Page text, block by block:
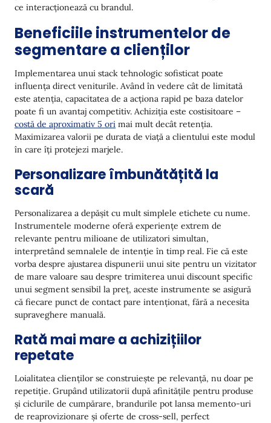
ce interacționează cu brandul.
Beneficiile instrumentelor de
segmentare a clienților
Implementarea unui stack tehnologic sofisticat poate
influența direct veniturile. Având în vedere cât de limitată
este atenția, capacitatea de a acționa rapid pe baza datelor
poate fi un avantaj competitiv. Achiziția este costisitoare –
costă de aproximativ 5 ori mai mult decât retenția.
Maximizarea valorii pe durata de viață a clientului este modul
în care îți protejezi marjele.
Personalizare îmbunătățită la
scară
Personalizarea a depășit cu mult simplele etichete cu nume.
Instrumentele moderne oferă experiențe extrem de
relevante pentru milioane de utilizatori simultan,
interpretând semnalele de intenție în timp real. Fie că este
vorba despre ajustarea dispunerii unui site pentru un vizitator
de mare valoare sau despre trimiterea unui discount specific
unui segment sensibil la preț, aceste instrumente se asigură
că fiecare punct de contact pare intenționat, fără a necesita
supraveghere manuală.
Rată mai mare a achizițiilor
repetate
Loialitatea clienților se construiește pe relevanță, nu doar pe
repetiție. Grupând utilizatorii după afinitățile pentru produse
și ciclurile de cumpărare, brandurile pot lansa memento-uri
de reaprovizionare și oferte de cross-sell, perfect